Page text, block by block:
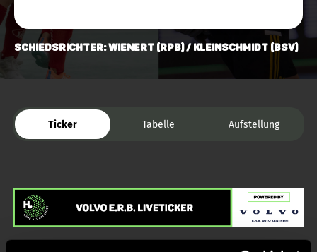
Schiedsrichter: Wienert (RPB) / Kleinschmidt (BSV)
Ticker Tabelle Aufstellung